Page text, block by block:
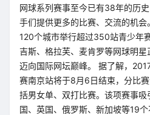
网球系列赛事至今已有38年的历
手们提供更多的比赛、交流的机
120个城市举行超过350站青少年
吉斯、格拉芙、麦肯罗等网球明
迈向国际网坛巅峰。 据了解，
赛南京站将于8月6日结束，分比
括男女单、双打比赛。该项赛事
国、英国、俄罗斯、新加坡等19